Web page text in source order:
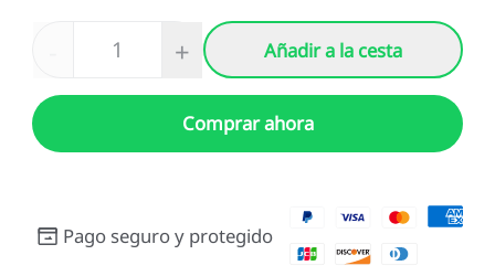
+ Añadir a la cesta
Comprar ahora
Pago seguro y protegido